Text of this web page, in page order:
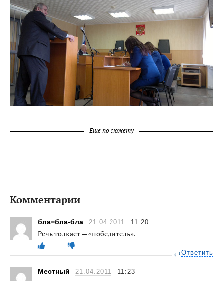
Еще по сюжету
Комментарии
бла=бла-бла 21.04.2011 11:20
Речь толкает — «победитель».
Ответить
Местный 21.04.2011 11:23